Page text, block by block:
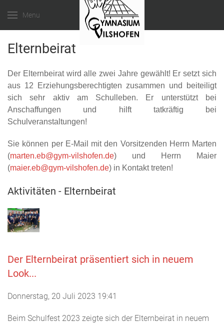
Menu
Elternbeirat
Der Elternbeirat wird alle zwei Jahre gewählt! Er setzt sich
aus 12 Erziehungsberechtigten zusammen und beiteiligt
sich sehr aktiv am Schulleben. Er unterstützt bei
Anschaffungen und hilft tatkräftig bei
Schulveranstaltungen!
Sie können per E-Mail mit den Vorsitzenden Herrn Marten
(marten.eb@gym-vilshofen.de) und Herrn Maier
(maier.eb@gym-vilshofen.de) in Kontakt treten!
Aktivitäten - Elternbeirat
Der Elternbeirat präsentiert sich in neuem
Look...
Donnerstag, 20 Juli 2023 19:41
Beim Schulfest 2023 zeigte sich der Elternbeirat in neuem